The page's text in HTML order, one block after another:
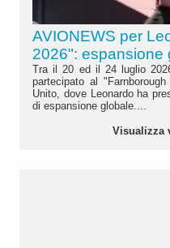
AVIONEWS per
2026": espansione
Tra il 20 ed il 24 luglio
partecipato al
Unito, dove Leonardo ha
di espansione globale....
Visualizza